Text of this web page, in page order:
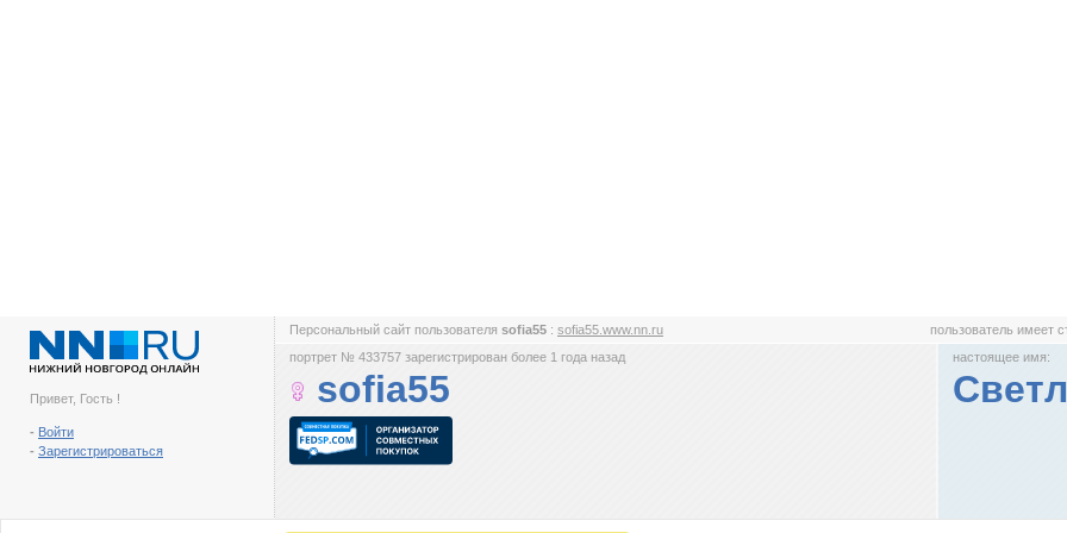
Привет, Гость !
- Войти
- Зарегистрироваться
Персональный сайт пользователя sofia55 : sofia55.www.nn.ru пользователь имеет
портрет № 433757 зарегистрирован более 1 года назад
sofia55
настоящее имя: